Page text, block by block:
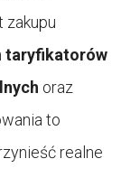
zakupu
taryfikatorów
oraz
to
realne